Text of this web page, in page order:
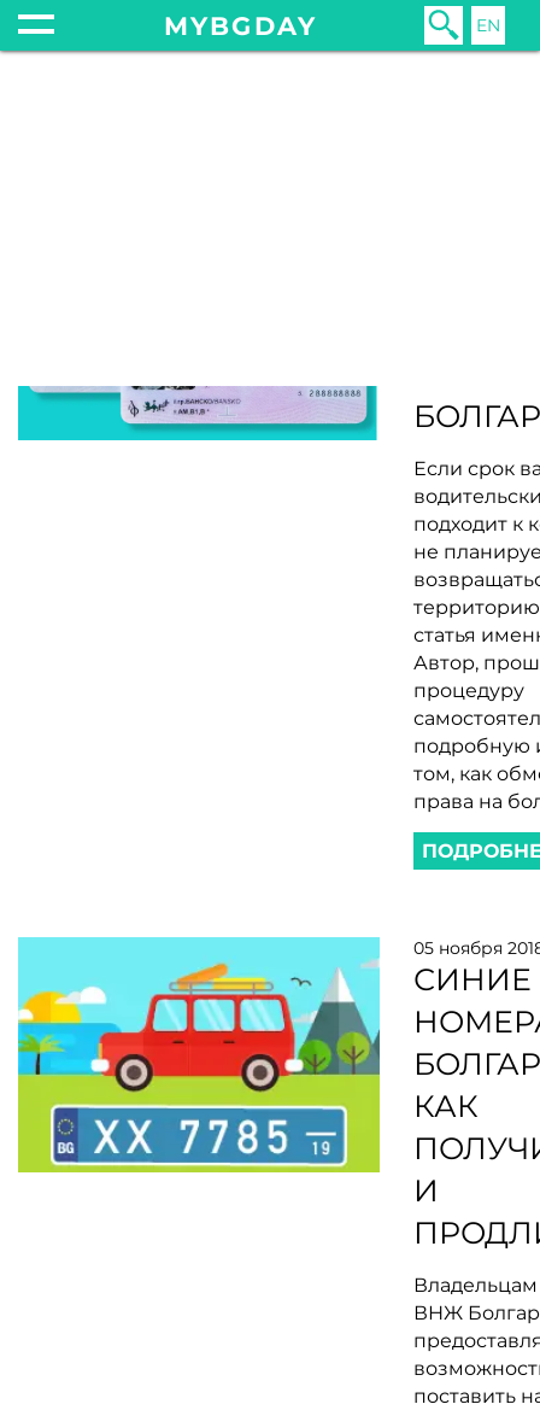
MYBGDAY EN
Если срок
подходит к
не
статья
Автор,
процедуру
подробную
том, как
права на
05 ноября
СИНИЕ
КАК
И
Владельцам
ВНЖ
поставить